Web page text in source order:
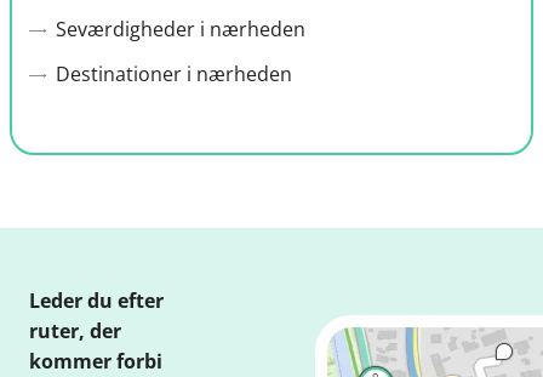
Seværdigheder i nærheden
Destinationer i nærheden
Leder du efter
ruter, der
kommer forbi